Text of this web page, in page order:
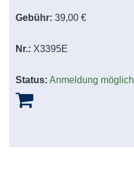
Gebühr: 39,00 €
Nr.: X3395E
Status: Anmeldung möglich